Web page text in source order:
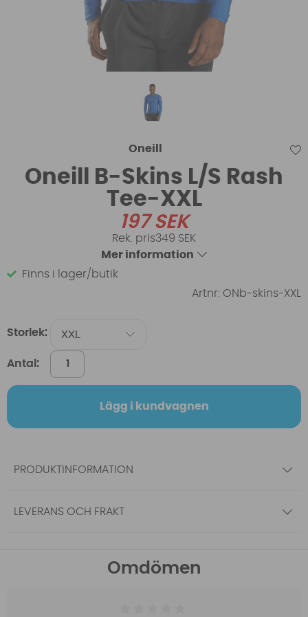
Oneill
Oneill B-Skins L/S Rash
Tee-XXL
197SEK
349 SEK
Mer information
Finns i lager/butik
Artnr: ONb-skins-XXL
Storlek:
Antal:
Lägg i kundvagnen
PRODUKTINFORMATION
LEVERANS OCH FRAKT
Omdömen